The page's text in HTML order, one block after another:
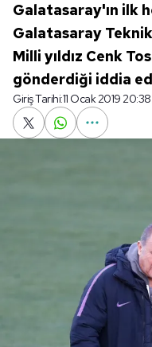
Galatasaray'ın ilk
Galatasaray
Milli yıldız Cenk
gönderdiği iddia
Giriş Tarihi:11 Ocak 2019 20:38